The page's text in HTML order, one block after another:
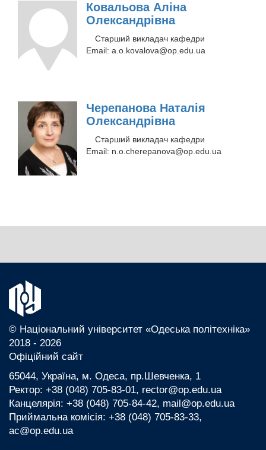
Ковальова Аліна
Олександрівна
Старший викладач кафедри
Email: a.o.kovalova@op.edu.ua
Черепанова Наталія
Олександрівна
Старший викладач кафедри
Email: n.o.cherepanova@op.edu.ua
© Національний університет «Одеська політехніка»
2018 - 2026
Офіційний сайт
65044, Україна, м. Одеса, пр.Шевченка, 1
Ректор: +38 (048) 705-83-01, rector@op.edu.ua
Канцелярія: +38 (048) 705-84-42, mail@op.edu.ua
Приймальна комісія: +38 (048) 705-83-33,
ac@op.edu.ua